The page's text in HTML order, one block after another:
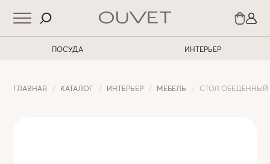
ПОСУДА ИНТЕРЬЕР
ГЛАВНАЯ КАТАЛОГ ИНТЕРЬЕР МЕБЕЛЬ СТОЛ ОБЕДЕННЫЙ